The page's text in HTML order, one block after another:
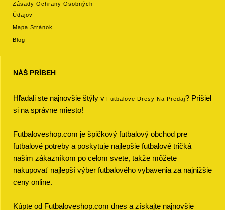
Zásady Ochrany Osobných
Údajov
Mapa Stránok
Blog
NÁŠ PRÍBEH
Hľadali ste najnovšie štýly v Futbalove Dresy Na Predaj? Prišiel
si na správne miesto!
Futbaloveshop.com je špičkový futbalový obchod pre
futbalové potreby a poskytuje najlepšie futbalové tričká
našim zákazníkom po celom svete, takže môžete
nakupovať najlepší výber futbalového vybavenia za najnižšie
ceny online.
Kúpte od Futbaloveshop.com dnes a získajte najnovšie